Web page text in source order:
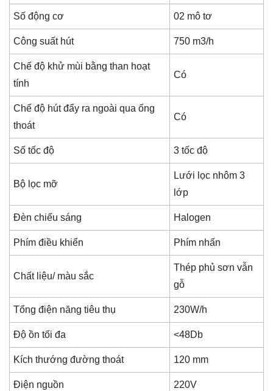
Số động cơ 02 mô tơ
Công suất hút 750 m3/h
Chế độ khử mùi bằng than hoạt
tính
Có
Chế độ hút đẩy ra ngoài qua ống
thoát
Có
Số tốc độ 3 tốc độ
Bộ lọc mỡ
Lưới lọc nhôm 3
lớp
Đèn chiếu sáng Halogen
Phím điều khiển Phím nhấn
Chất liệu/ màu sắc
Thép phủ sơn vẫn
gỗ
Tổng điện năng tiêu thụ 230W/h
Độ ồn tối đa <48Db
Kích thướng đường thoát 120 mm
Điện nguồn 220V